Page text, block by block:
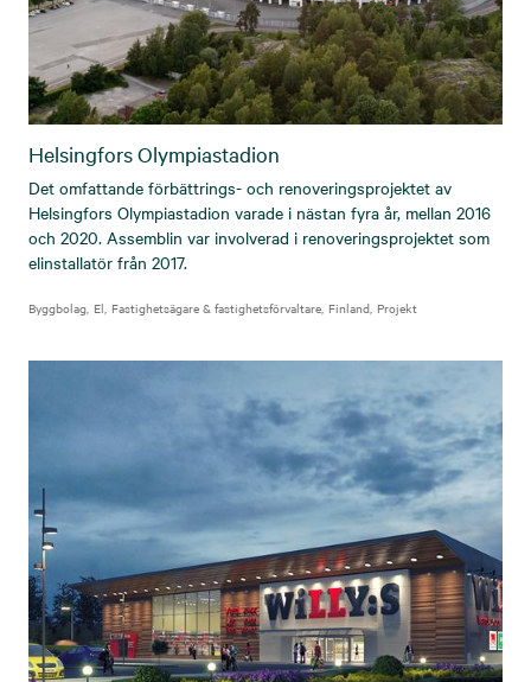
Helsingfors Olympiastadion
Det omfattande förbättrings- och renoveringsprojektet av
Helsingfors Olympiastadion varade i nästan fyra år, mellan 2016
och 2020. Assemblin var involverad i renoveringsprojektet som
elinstallatör från 2017.
Byggbolag El Fastighetsägare & fastighetsförvaltare Finland Projekt